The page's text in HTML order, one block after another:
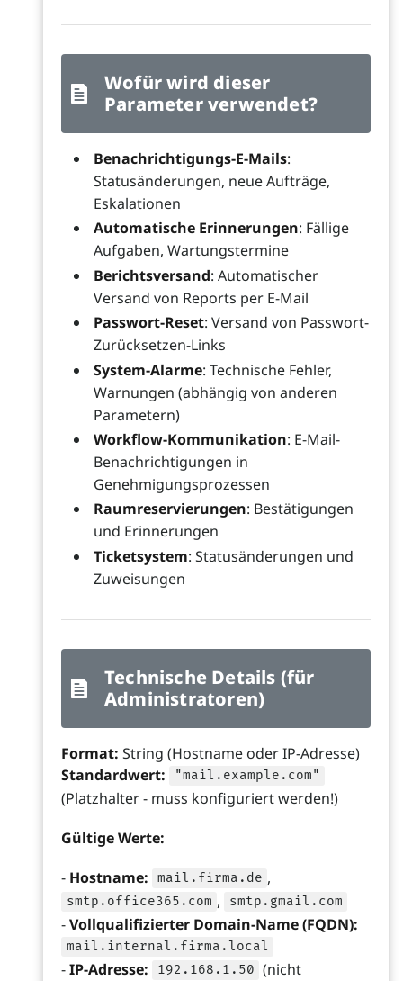
Wofür wird dieser
Parameter verwendet?
Benachrichtigungs-E-Mails:
Statusänderungen, neue Aufträge,
Eskalationen
Automatische Erinnerungen: Fällige
Aufgaben, Wartungstermine
Berichtsversand: Automatischer
Versand von Reports per E-Mail
Passwort-Reset: Versand von Passwort-
Zurücksetzen-Links
System-Alarme: Technische Fehler,
Warnungen (abhängig von anderen
Parametern)
Workflow-Kommunikation: E-Mail-
Benachrichtigungen in
Genehmigungsprozessen
Raumreservierungen: Bestätigungen
und Erinnerungen
Ticketsystem: Statusänderungen und
Zuweisungen
Technische Details (für
Administratoren)
Format: String (Hostname oder IP-Adresse)
Standardwert:
"mail.example.com"
(Platzhalter - muss konfiguriert werden!)
Gültige Werte:
- Hostname: mail.firma.de ,
smtp.office365.com , smtp.gmail.com
-Vollqualifizierter Domain-Name (FQDN):
mail.internal.firma.local
-IP-Adresse: 192.168.1.50 (nicht